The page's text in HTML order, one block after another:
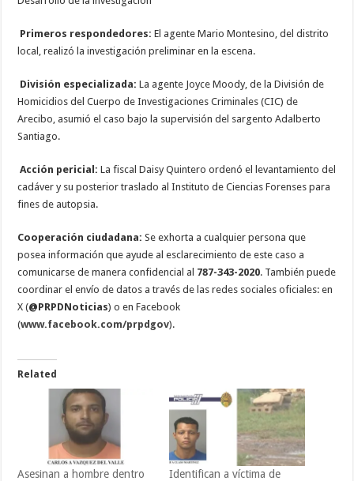
Primeros respondedores: El agente Mario Montesino, del distrito
local, realizó la investigación preliminar en la escena.
División especializada: La agente Joyce Moody, de la División de
Homicidios del Cuerpo de Investigaciones Criminales (CIC) de
Arecibo, asumió el caso bajo la supervisión del sargento Adalberto
Santiago.
Acción pericial: La fiscal Daisy Quintero ordenó el levantamiento del
cadáver y su posterior traslado al Instituto de Ciencias Forenses para
fines de autopsia.
Cooperación ciudadana: Se exhorta a cualquier persona que
posea información que ayude al esclarecimiento de este caso a
comunicarse de manera confidencial al 787-343-2020. También puede
coordinar el envío de datos a través de las redes sociales oficiales: en
X (@PRPDNoticias) o en Facebook
(www.facebook.com/prpdgov).
Related
Asesinan a hombre dentro
Identifican a víctima de